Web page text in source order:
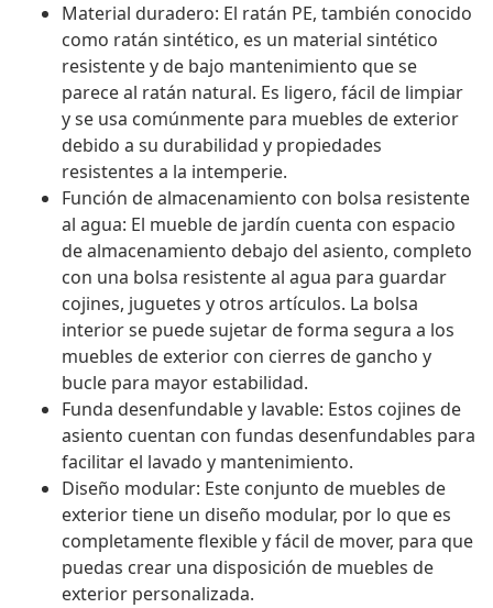
Material duradero: El ratán PE, también conocido
como ratán sintético, es un material sintético
resistente y de bajo mantenimiento que se
parece al ratán natural. Es ligero, fácil de limpiar
y se usa comúnmente para muebles de exterior
debido a su durabilidad y propiedades
resistentes a la intemperie.
Función de almacenamiento con bolsa resistente
al agua: El mueble de jardín cuenta con espacio
de almacenamiento debajo del asiento, completo
con una bolsa resistente al agua para guardar
cojines, juguetes y otros artículos. La bolsa
interior se puede sujetar de forma segura a los
muebles de exterior con cierres de gancho y
bucle para mayor estabilidad.
Funda desenfundable y lavable: Estos cojines de
asiento cuentan con fundas desenfundables para
facilitar el lavado y mantenimiento.
Diseño modular: Este conjunto de muebles de
exterior tiene un diseño modular, por lo que es
completamente flexible y fácil de mover, para que
puedas crear una disposición de muebles de
exterior personalizada.